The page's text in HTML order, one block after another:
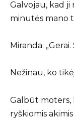
Galvojau, kad ji
minutės mano
Miranda:
Nežinau, ko
Galbūt moters,
ryškiomis